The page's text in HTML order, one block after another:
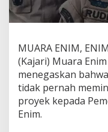
MUARA ENIM,
(Kajari) Muara
menegaskan
tidak pernah
proyek kepada
Enim.